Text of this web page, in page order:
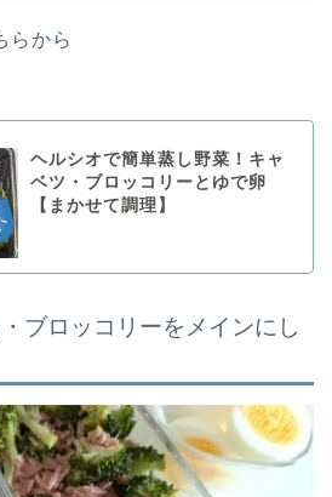
らから
ヘルシオで簡単蒸し野菜！キャ
ベツ・ブロッコリーとゆで卵
【まかせて調理】
ブロッコリーをメインにし